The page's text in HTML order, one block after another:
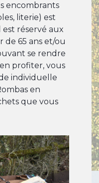
encombrants
literie) est
est réservé aux
de 65 ans et/ou
se rendre
profiter, vous
individuelle
en
que vous